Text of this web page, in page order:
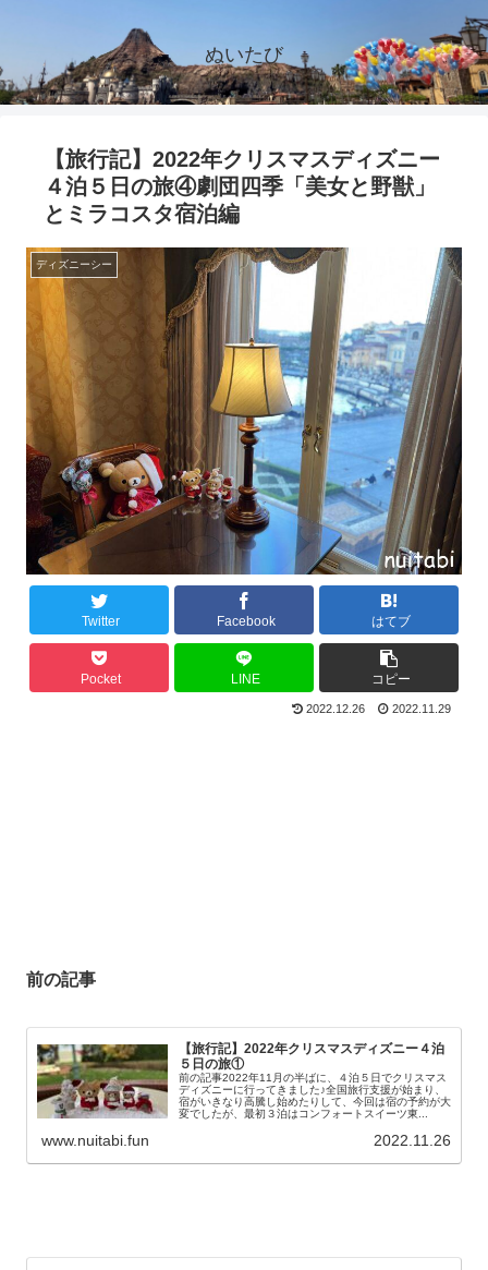
ぬいたび
【旅行記】2022年クリスマスディズニー
４泊５日の旅④劇団四季「美女と野獣」
とミラコスタ宿泊編
ディズニーシー
Twitter Facebook はてブ
Pocket LINE コピー
2022.12.26 2022.11.29
前の記事
【旅行記】2022年クリスマスディズニー４泊
５日の旅①
前の記事2022年11月の半ばに、４泊５日でクリスマス
ディズニーに行ってきました♪全国旅行支援が始まり、
宿がいきなり高騰し始めたりして、今回は宿の予約が大
変でしたが、最初３泊はコンフォートスイーツ東...
www.nuitabi.fun 2022.11.26